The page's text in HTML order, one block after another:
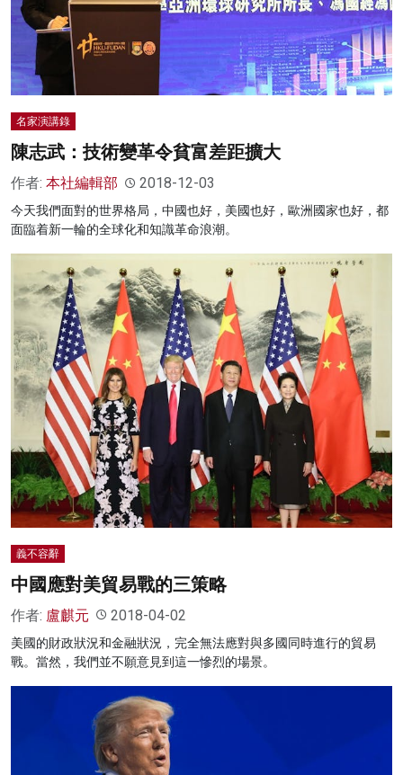
名家演講錄
陳志武：技術變革令貧富差距擴大
作者: 本社編輯部 2018-12-03
今天我們面對的世界格局，中國也好，美國也好，歐洲國家也好，都
面臨着新一輪的全球化和知識革命浪潮。
義不容辭
中國應對美貿易戰的三策略
作者: 盧麒元 2018-04-02
美國的財政狀況和金融狀況，完全無法應對與多國同時進行的貿易
戰。當然，我們並不願意見到這一慘烈的場景。